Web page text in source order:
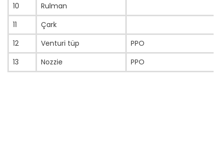
10
Rulman
11
Çark
12
Venturi tüp
PPO
13
Nozzie PPO